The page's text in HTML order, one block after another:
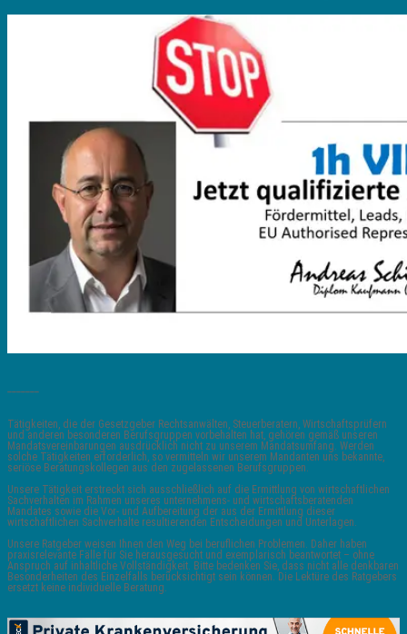
Tätigkeiten, die der Gesetzgeber Rechtsanwälten, Steuerberatern, Wirtschaftsprüfern
und anderen besonderen Berufsgruppen vorbehalten hat, gehören gemäß unseren
Mandatsvereinbarungen ausdrücklich nicht zu unserem Mandatsumfang. Werden
solche Tätigkeiten erforderlich, so vermitteln wir unserem Mandanten uns bekannte,
seriöse Beratungskollegen aus den zugelassenen Berufsgruppen.
Unsere Tätigkeit erstreckt sich ausschließlich auf die Ermittlung von wirtschaftlichen
Sachverhalten im Rahmen unseres unternehmens- und wirtschaftsberatenden
Mandates sowie die Vor- und Aufbereitung der aus der Ermittlung dieser
wirtschaftlichen Sachverhalte resultierenden Entscheidungen und Unterlagen.
Unsere Ratgeber weisen Ihnen den Weg bei beruflichen Problemen. Daher haben
praxisrelevante Fälle für Sie herausgesucht und exemplarisch beantwortet – ohne
Anspruch auf inhaltliche Vollständigkeit. Bitte bedenken Sie, dass nicht alle denkbaren
Besonderheiten des Einzelfalls berücksichtigt sein können. Die Lektüre des Ratgebers
ersetzt keine individuelle Beratung.